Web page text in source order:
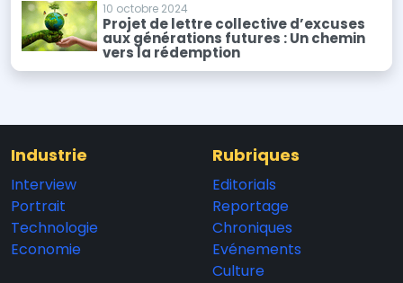
10 octobre 2024
Projet de lettre collective d’excuses
aux générations futures : Un chemin
vers la rédemption
Industrie
Interview
Portrait
Technologie
Economie
Rubriques
Editorials
Reportage
Chroniques
Evénements
Culture